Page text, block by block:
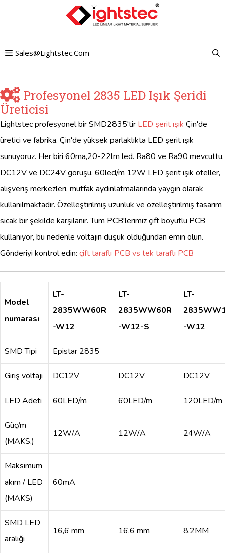
Sales@lightstec.com
Profesyonel 2835 LED Işık Şeridi
Üreticisi
Lightstec profesyonel bir SMD2835'tir LED şerit ışık Çin'de
üretici ve fabrika. Çin'de yüksek parlaklıkta LED şerit ışık
sunuyoruz. Her biri 60ma,20-22lm led. Ra80 ve Ra90 mevcuttu.
DC12V ve DC24V görüşü. 60led/m 12W LED şerit ışık oteller,
alışveriş merkezleri, mutfak aydınlatmalarında yaygın olarak
kullanılmaktadır. Özelleştirilmiş uzunluk ve özelleştirilmiş tasarım
sıcak bir şekilde karşılanır. Tüm PCB'lerimiz çift boyutlu PCB
kullanıyor, bu nedenle voltajın düşük olduğundan emin olun.
Gönderiyi kontrol edin: çift ​​taraflı PCB vs tek taraflı PCB
Model
numarası
LT-
2835WW60R
-W12
LT-
2835WW60R
-W12-S
LT-
-W12
SMD Tipi Epistar 2835
Giriş voltajı DC12V DC12V DC12V
LED Adeti 60LED/m 60LED/m 120LED/m
Güç/m
(MAKS.)
12W/A 12W/A 24W/A
Maksimum
akım / LED
(MAKS)
60mA
SMD LED
aralığı
16,6 mm 16,6 mm 8,2MM